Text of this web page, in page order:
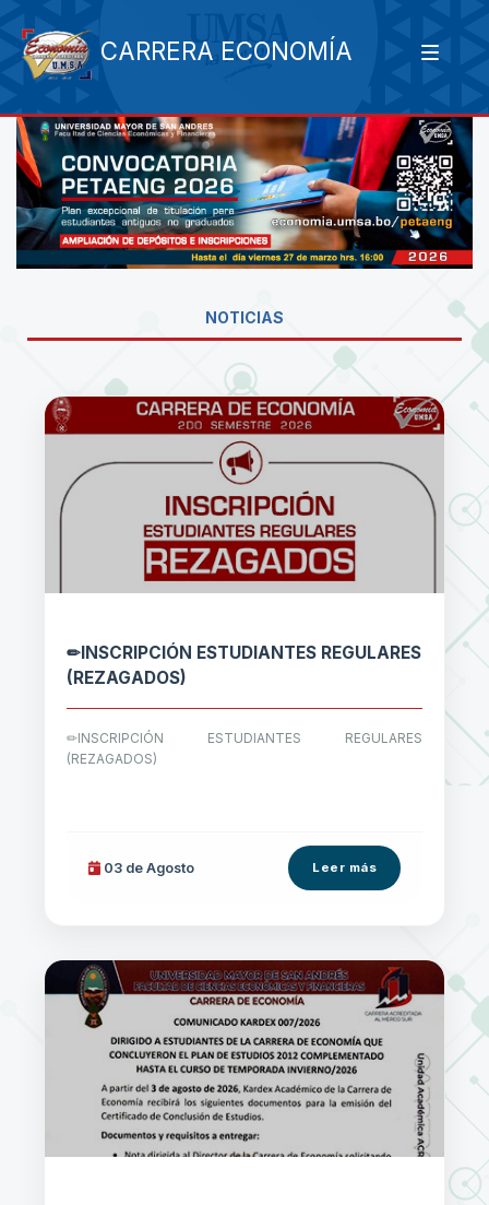
CARRERA ECONOMÍA
NOTICIAS
✏INSCRIPCIÓN ESTUDIANTES REGULARES
(REZAGADOS)
✏INSCRIPCIÓN ESTUDIANTES REGULARES
(REZAGADOS)
03 de Agosto Leer más